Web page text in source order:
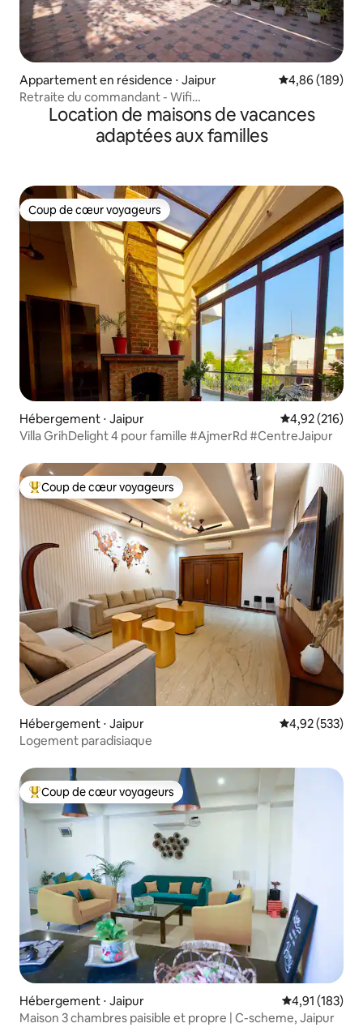
Appartement en résidence ⋅ Jaipur Évaluation
4,86 (189)
Retraite du commandant - Wifi
rapide/4 chambres/Rénovation en 2024
Location de maisons de vacances
adaptées aux familles
Coup de cœur voyageurs
Coup de cœur voyageurs
Hébergement ⋅ Jaipur Évaluation
4,92 (216)
Villa GrihDelight 4 pour famille #AjmerRd #CentreJaipur
Coups de cœur voyageurs les plus appréciés
Coup de cœur voyageurs
Hébergement ⋅ Jaipur Évaluation
4,92 (533)
Logement paradisiaque
Coups de cœur voyageurs les plus appréciés
Coup de cœur voyageurs
Hébergement ⋅ Jaipur Évaluation
4,91 (183)
Maison 3 chambres paisible et propre | C-scheme, Jaipur